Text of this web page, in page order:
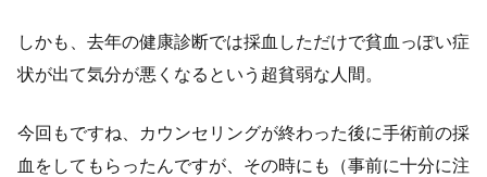
しかも、去年の健康診断では採血しただけで貧血っぽい症
状が出て気分が悪くなるという超貧弱な人間。
今回もですね、カウンセリングが終わった後に手術前の採
血をしてもらったんですが、その時にも（事前に十分に注